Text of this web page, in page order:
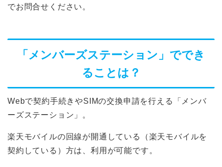
でお問合せください。
「メンバーズステーション」ででき
ることは？
Webで契約手続きやSIMの交換申請を行える「メンバ
ーズステーション」。
楽天モバイルの回線が開通している（楽天モバイルを
契約している）方は、利用が可能です。